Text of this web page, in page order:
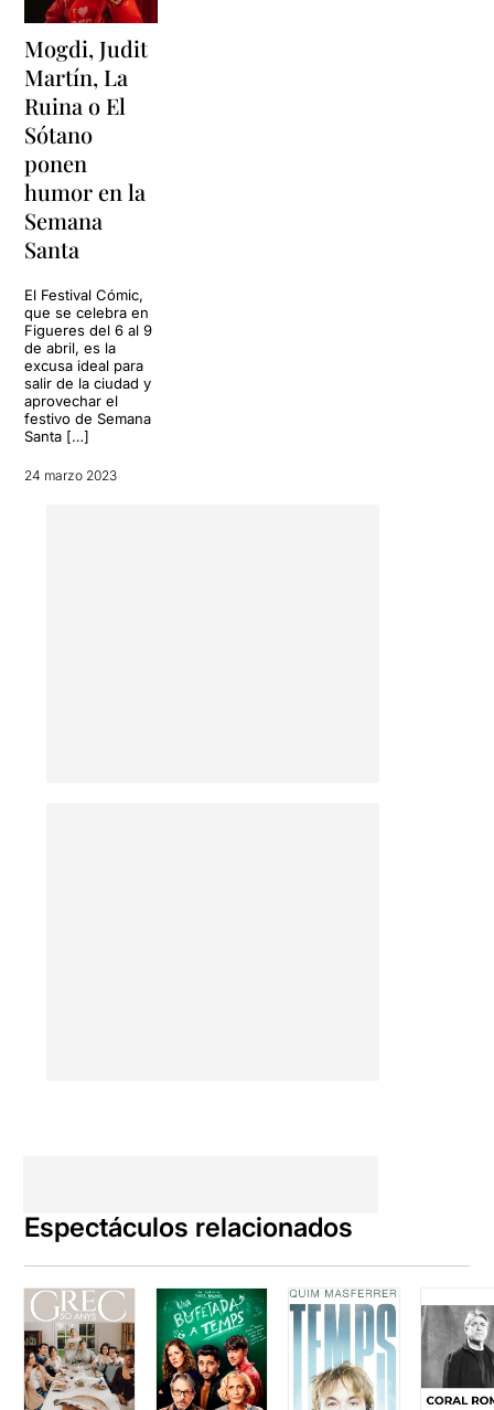
Mogdi, Judit
Martín, La
Ruina o El
Sótano
ponen
humor en la
Semana
Santa
El Festival Cómic,
que se celebra en
Figueres del 6 al 9
de abril, es la
excusa ideal para
salir de la ciudad y
aprovechar el
festivo de Semana
Santa […]
24 marzo 2023
Espectáculos relacionados